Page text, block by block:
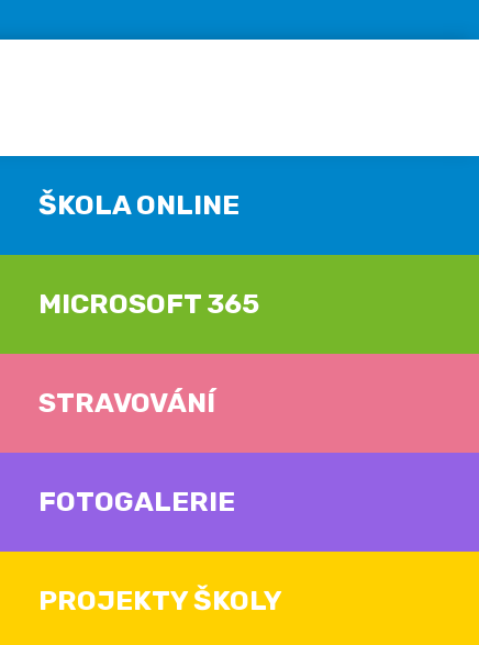
ŠKOLA ONLINE
MICROSOFT 365
STRAVOVÁNÍ
FOTOGALERIE
PROJEKTY ŠKOLY